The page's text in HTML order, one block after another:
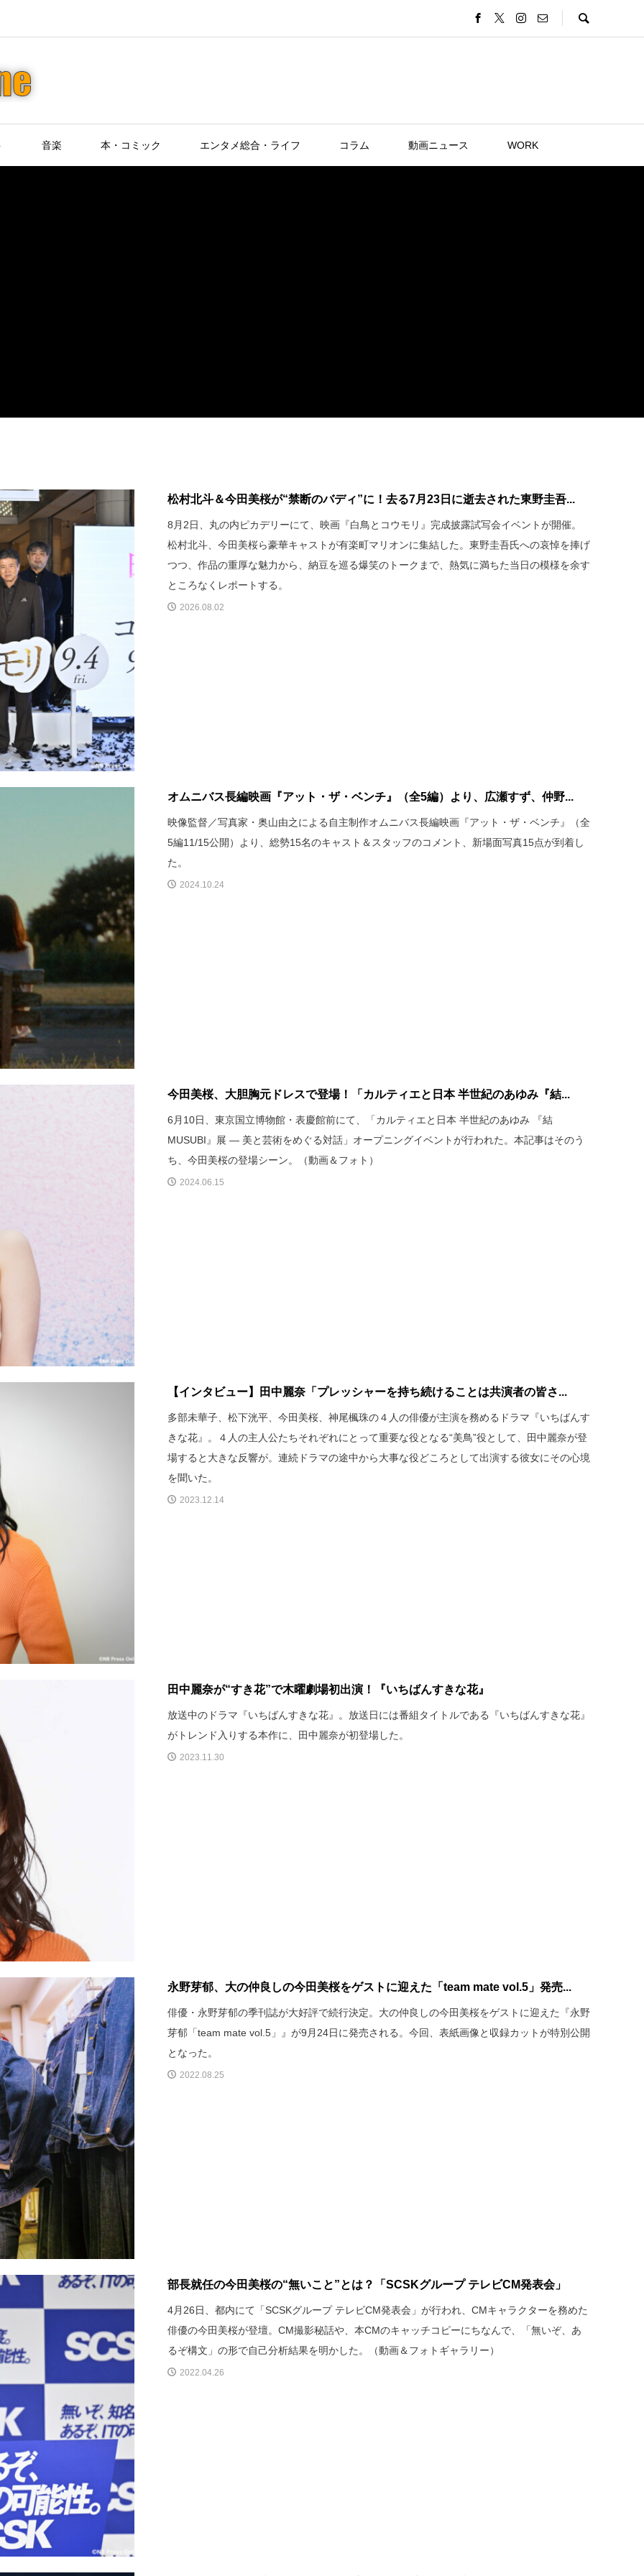
音楽 本・コミック エンタメ総合・ライフ コラム 動画ニュース WORK
松村北斗＆今田美桜が“禁断のバディ”に！去る7月23日に逝去された東野圭吾...
8月2日、丸の内ピカデリーにて、映画『白鳥とコウモリ』完成披露試写会イベントが開催。
松村北斗、今田美桜ら豪華キャストが有楽町マリオンに集結した。東野圭吾氏への哀悼を捧げ
つつ、作品の重厚な魅力から、納豆を巡る爆笑のトークまで、熱気に満ちた当日の模様を余す
ところなくレポートする。
2026.08.02
オムニバス長編映画『アット・ザ・ベンチ』（全5編）より、広瀬すず、仲野...
映像監督／写真家・奥山由之による自主制作オムニバス長編映画『アット・ザ・ベンチ』（全
5編11/15公開）より、総勢15名のキャスト＆スタッフのコメント、新場面写真15点が到着し
た。
2024.10.24
今田美桜、大胆胸元ドレスで登場！「カルティエと日本 半世紀のあゆみ『結...
6月10日、東京国立博物館・表慶館前にて、「カルティエと日本 半世紀のあゆみ 『結
MUSUBI』展 ― 美と芸術をめぐる対話」オープニングイベントが行われた。本記事はそのう
ち、今田美桜の登場シーン。（動画＆フォト）
2024.06.15
【インタビュー】田中麗奈「プレッシャーを持ち続けることは共演者の皆さ...
多部未華子、松下洸平、今田美桜、神尾楓珠の４人の俳優が主演を務めるドラマ『いちばんす
きな花』。４人の主人公たちそれぞれにとって重要な役となる“美鳥”役として、田中麗奈が登
場すると大きな反響が。連続ドラマの途中から大事な役どころとして出演する彼女にその心境
を聞いた。
2023.12.14
田中麗奈が“すき花”で木曜劇場初出演！『いちばんすきな花』
放送中のドラマ『いちばんすきな花』。放送日には番組タイトルである『いちばんすきな花』
がトレンド入りする本作に、田中麗奈が初登場した。
2023.11.30
永野芽郁、大の仲良しの今田美桜をゲストに迎えた「team mate vol.5」発売...
俳優・永野芽郁の季刊誌が大好評で続行決定。大の仲良しの今田美桜をゲストに迎えた『永野
芽郁「team mate vol.5」』が9月24日に発売される。今回、表紙画像と収録カットが特別公開
となった。
2022.08.25
部長就任の今田美桜の“無いこと”とは？「SCSKグループ テレビCM発表会」
4月26日、都内にて「SCSKグループ テレビCM発表会」が行われ、CMキャラクターを務めた
俳優の今田美桜が登壇。CM撮影秘話や、本CMのキャッチコピーにちなんで、「無いぞ、あ
るぞ構文」の形で自己分析結果を明かした。（動画＆フォトギャラリー）
2022.04.26